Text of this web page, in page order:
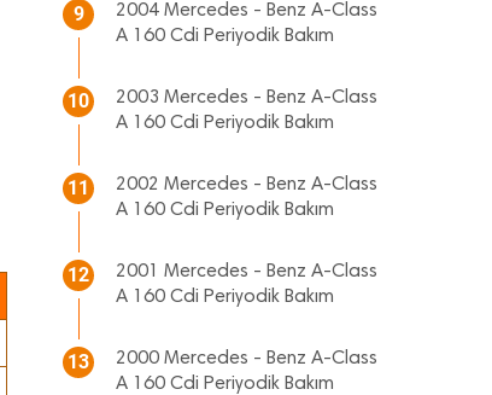
9
2004 Mercedes - Benz A-Class
A 160 Cdi Periyodik Bakım
10
2003 Mercedes - Benz A-Class
A 160 Cdi Periyodik Bakım
11
2002 Mercedes - Benz A-Class
A 160 Cdi Periyodik Bakım
12
2001 Mercedes - Benz A-Class
A 160 Cdi Periyodik Bakım
13
2000 Mercedes - Benz A-Class
A 160 Cdi Periyodik Bakım